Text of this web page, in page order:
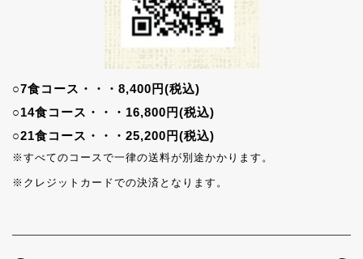
○7食コース・・・8,400円(税込)
○14食コース・・・16,800円(税込)
○21食コース・・・25,200円(税込)
※すべてのコースで一律の送料が別途かかります。
※クレジットカードでの決済となります。